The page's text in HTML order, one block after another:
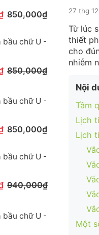
850,000₫
bầu chữ U -
850,000₫
bầu chữ U -
850,000₫
bầu chữ U -
940,000₫
bầu chữ U -
27 thg
Từ lúc
thiết
cho
nhiễm
Nội
Tầm
Lịch
Lịch
Một